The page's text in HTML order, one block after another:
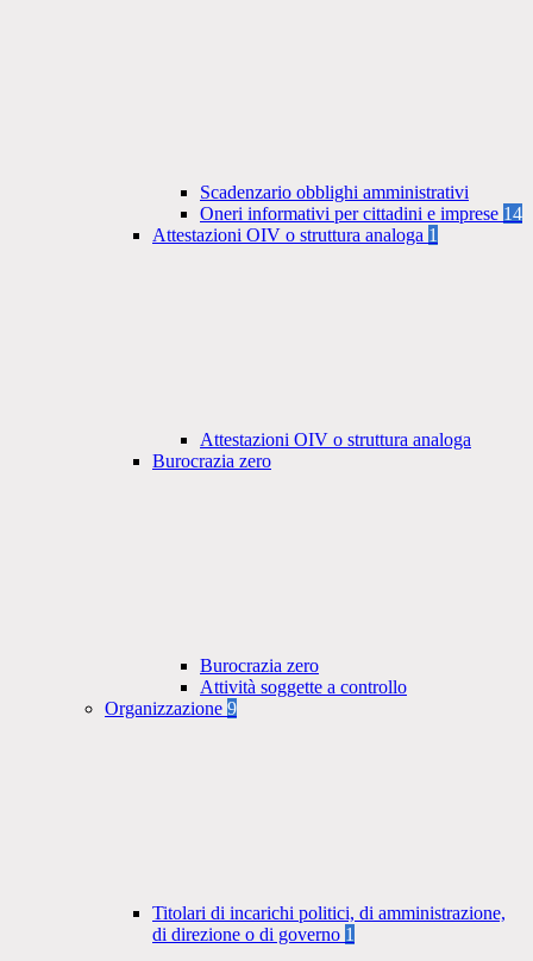
Scadenzario obblighi amministrativi
Oneri informativi per cittadini e imprese 14
Attestazioni OIV o struttura analoga 1
Attestazioni OIV o struttura analoga
Burocrazia zero
Burocrazia zero
Attività soggette a controllo
Organizzazione 9
Titolari di incarichi politici, di amministrazione,
di direzione o di governo 1